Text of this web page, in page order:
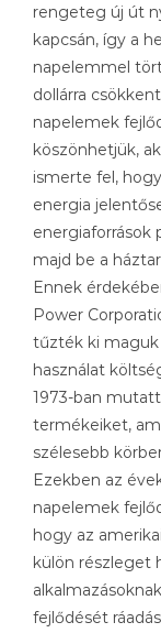
rengeteg új út
kapcsán, így a
napelemmel
dollárra
napelemek
köszönhetjük,
ismerte fel,
energia
energiaforrások
majd be a
Ennek
Power
tűzték ki maguk
használat
1973-ban
termékeiket,
szélesebb
Ezekben az
napelemek
hogy az
külön részleget
fejlődését